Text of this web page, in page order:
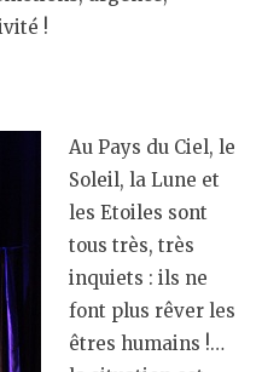
!
Au Pays du Ciel, le
Soleil, la Lune et
les Etoiles sont
tous très, très
inquiets : ils ne
font plus rêver les
êtres humains !…